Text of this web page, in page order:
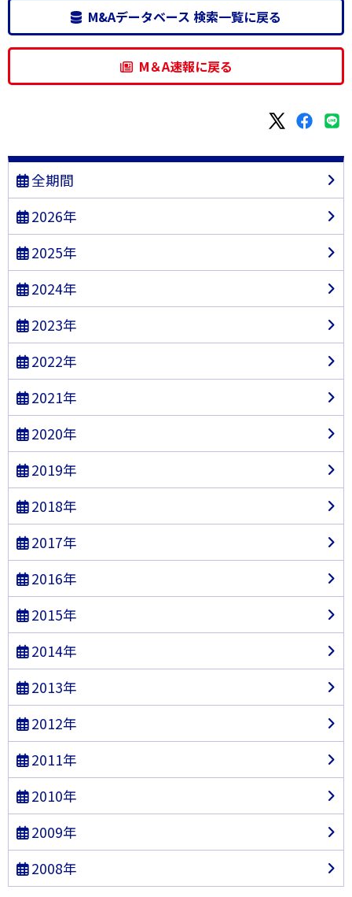
M&Aデータベース 検索一覧に戻る
M＆A速報に戻る
全期間
2026年
2025年
2024年
2023年
2022年
2021年
2020年
2019年
2018年
2017年
2016年
2015年
2014年
2013年
2012年
2011年
2010年
2009年
2008年